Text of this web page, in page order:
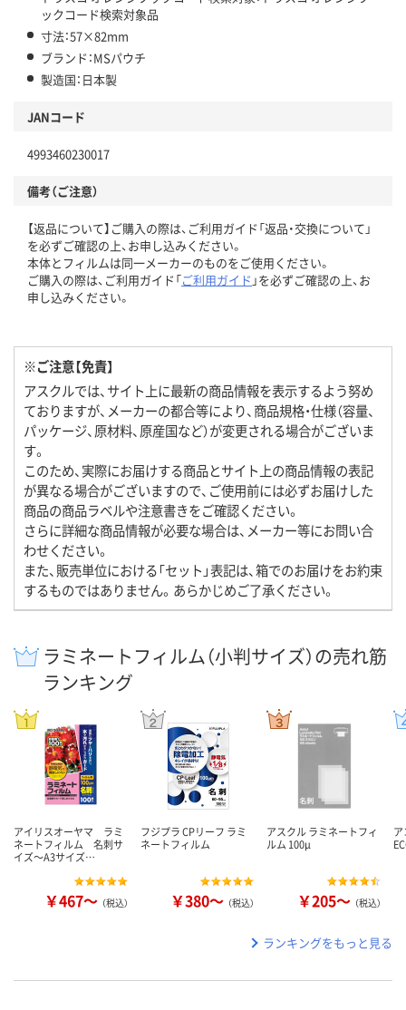
ックコード検索対象品
寸法：57×82mm
ブランド：MSパウチ
製造国：日本製
JANコード
4993460230017
備考（ご注意）
【返品について】ご購入の際は、ご利用ガイド「返品・交換について」
を必ずご確認の上、お申し込みください。
本体とフィルムは同一メーカーのものをご使用ください。
ご購入の際は、ご利用ガイド「ご利用ガイド 」を必ずご確認の上、お
申し込みください。
※ご注意【免責】
アスクルでは、サイト上に最新の商品情報を表示するよう努め
ておりますが、メーカーの都合等により、商品規格・仕様（容量、
パッケージ、原材料、原産国など）が変更される場合がございま
す。
このため、実際にお届けする商品とサイト上の商品情報の表記
が異なる場合がございますので、ご使用前には必ずお届けした
商品の商品ラベルや注意書きをご確認ください。
さらに詳細な商品情報が必要な場合は、メーカー等にお問い合
わせください。
また、販売単位における「セット」表記は、箱でのお届けをお約束
するものではありません。あらかじめご了承ください。
ラミネートフィルム（小判サイズ）の売れ筋
ランキング
アイリスオーヤマ ラミ
ネートフィルム 名刺サ
イズ～A3サイズ…
￥467～ （税込）
フジプラ CPリーフ ラミ
ネートフィルム
￥380～ （税込）
アスクル ラミネートフィ
ルム 100μ
￥205～ （税込）
ア
ランキングをもっと見る